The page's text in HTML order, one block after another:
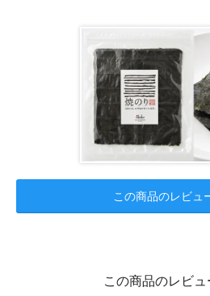
この商品のレビュ
この商品のレビ